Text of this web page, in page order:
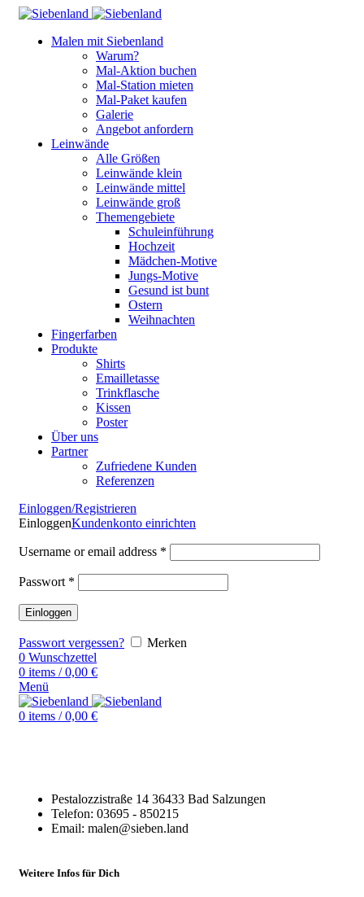
Malen mit Siebenland
Warum?
Mal-Aktion buchen
Mal-Station mieten
Mal-Paket kaufen
Galerie
Angebot anfordern
Leinwände
Alle Größen
Leinwände klein
Leinwände mittel
Leinwände groß
Themengebiete
Schuleinführung
Hochzeit
Mädchen-Motive
Jungs-Motive
Gesund ist bunt
Ostern
Weihnachten
Fingerfarben
Produkte
Shirts
Emailletasse
Trinkflasche
Kissen
Poster
Über uns
Partner
Zufriedene Kunden
Referenzen
Einloggen/Registrieren
EinloggenKundenkonto einrichten
Username or email address *
Passwort *
Einloggen
Passwort vergessen?
Merken
0 Wunschzettel
0 items / 0,00 €
Menü
0 items / 0,00 €
Pestalozzistraße 14 36433 Bad Salzungen
Telefon: 03695 - 850215
Email: malen@sieben.land
Weitere Infos für Dich